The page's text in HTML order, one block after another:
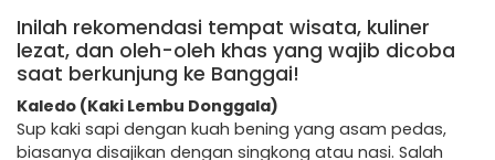
Inilah rekomendasi tempat wisata, kuliner
lezat, dan oleh-oleh khas yang wajib dicoba
saat berkunjung ke Banggai!
Kaledo (Kaki Lembu Donggala)
Sup kaki sapi dengan kuah bening yang asam pedas,
biasanya disajikan dengan singkong atau nasi. Salah